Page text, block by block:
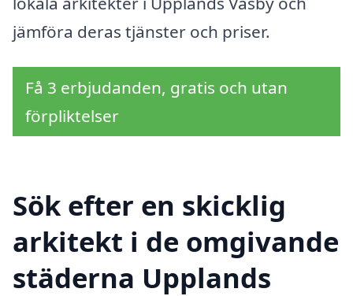
jämföra deras tjänster och priser.
Få 3 erbjudanden, gratis och utan
förpliktelser
Sök efter en skicklig
arkitekt i de omgivande
städerna Upplands